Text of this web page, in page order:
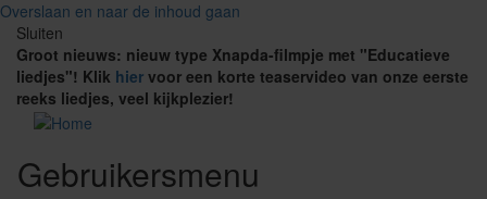
Overslaan en naar de inhoud gaan
Sluiten
Groot nieuws: nieuw type Xnapda-filmpje met "Educatieve
liedjes"! Klik hier voor een korte teaservideo van onze eerste
reeks liedjes, veel kijkplezier!
Gebruikersmenu